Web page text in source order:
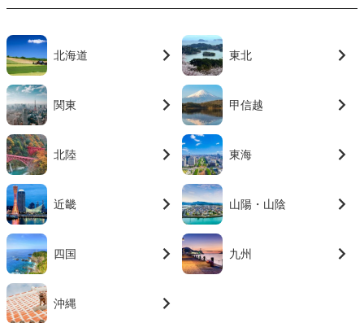
北海道 東北
関東 甲信越
北陸 東海
近畿 山陽・山陰
四国 九州
沖縄